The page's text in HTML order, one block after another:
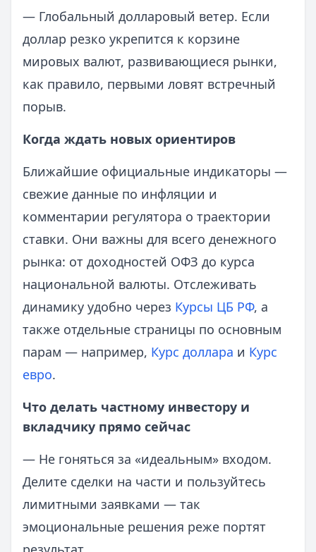
— Глобальный долларовый ветер. Если
доллар резко укрепится к корзине
мировых валют, развивающиеся рынки,
как правило, первыми ловят встречный
порыв.
Когда ждать новых ориентиров
Ближайшие официальные индикаторы —
свежие данные по инфляции и
комментарии регулятора о траектории
ставки. Они важны для всего денежного
рынка: от доходностей ОФЗ до курса
национальной валюты. Отслеживать
динамику удобно через Курсы ЦБ РФ, а
также отдельные страницы по основным
парам — например, Курс доллара и Курс
евро.
Что делать частному инвестору и
вкладчику прямо сейчас
— Не гоняться за «идеальным» входом.
Делите сделки на части и пользуйтесь
лимитными заявками — так
эмоциональные решения реже портят